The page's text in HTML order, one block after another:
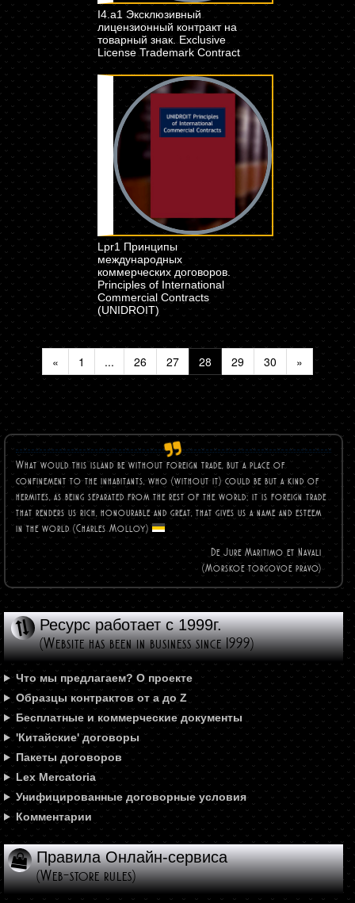
I4.a1 Эксклюзивный
лицензионный контракт на
товарный знак. Exclusive
License Trademark Contract
Lpr1 Принципы
международных
коммерческих договоров.
Principles of International
Commercial Contracts
(UNIDROIT)
« 1 ... 26 27 28 29 30 »
What would this island be without foreign trade, but a place of
confinement to the inhabitants, who (without it) could be but a kind of
hermites, as being separated from the rest of the world; it is foreign trade
that renders us rich, honourable and great, that gives us a name and esteem
in the world (CharlesMolloy)
De Jure Maritimo et Navali
(Morskoe torgovoe pravo)
Ресурс работает с 1999г.
(Website has been in business since 1999)
Что мы предлагаем? О проекте
Образцы контрактов от а до Z
Бесплатные и коммерческие документы
'Китайские' договоры
Пакеты договоров
Lex Mercatoria
Унифицированные договорные условия
Комментарии
Правила Онлайн-сервиса
(Web-store rules)